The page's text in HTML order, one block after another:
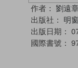
作者： 劉遠
出版社： 明
出版日期：
國際書號：